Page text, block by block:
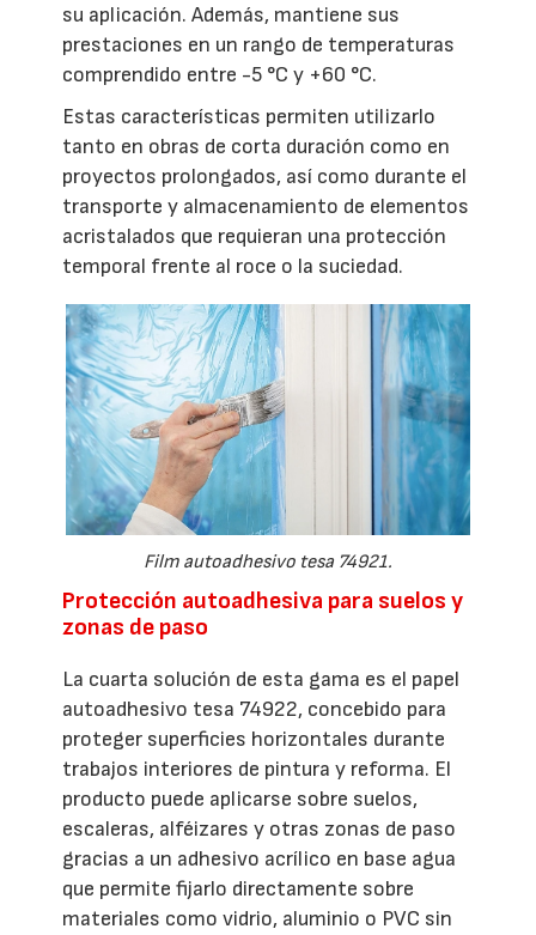
su aplicación. Además, mantiene sus
prestaciones en un rango de temperaturas
comprendido entre -5 °C y +60 °C.
Estas características permiten utilizarlo
tanto en obras de corta duración como en
proyectos prolongados, así como durante el
transporte y almacenamiento de elementos
acristalados que requieran una protección
temporal frente al roce o la suciedad.
Film autoadhesivo tesa 74921.
Protección autoadhesiva para suelos y
zonas de paso
La cuarta solución de esta gama es el papel
autoadhesivo tesa 74922, concebido para
proteger superficies horizontales durante
trabajos interiores de pintura y reforma. El
producto puede aplicarse sobre suelos,
escaleras, alféizares y otras zonas de paso
gracias a un adhesivo acrílico en base agua
que permite fijarlo directamente sobre
materiales como vidrio, aluminio o PVC sin